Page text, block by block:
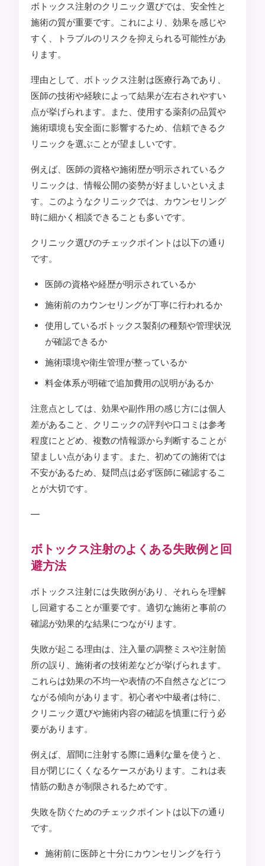
ボトックス注射のクリニック選びでは、安全性と
施術の質が重要です。これにより、効果を感じや
すく、トラブルのリスクを抑えられる可能性があ
ります。
理由として、ボトックス注射は医療行為であり、
医師の技術や経験によって結果が左右されやすい
点が挙げられます。また、使用する薬剤の品質や
施術環境も安全面に影響するため、信頼できるク
リニックを選ぶことが望ましいです。
例えば、医師の資格や施術歴が明示されているク
リニックは、情報公開の姿勢が好ましいといえま
す。このようなクリニックでは、カウンセリング
時に細かく相談できることも多いです。
クリニック選びのチェックポイントは以下の通り
です。
医師の資格や経歴が明示されているか
施術前のカウンセリングが丁寧に行われるか
使用しているボトックス製剤の種類や管理状況
が確認できるか
施術環境や衛生管理が整っているか
料金体系が明確で追加費用の説明があるか
注意点としては、効果や副作用の感じ方には個人
差があること、クリニックの評判や口コミは参考
程度にとどめ、複数の情報源から判断することが
望ましい点があります。また、初めての施術では
不安があるため、疑問点は必ず医師に確認するこ
とが大切です。
—
ボトックス注射のよくある失敗例と回
避方法
ボトックス注射には失敗例があり、それらを理解
し回避することが重要です。適切な施術と事前の
確認が効果的な結果につながります。
失敗が起こる理由は、注入量の調整ミスや注射箇
所の誤り、施術者の技術差などが挙げられます。
これらは効果の不均一や表情の不自然さなどにつ
ながる傾向があります。初心者や中級者は特に、
クリニック選びや施術内容の確認を慎重に行う必
要があります。
例えば、眉間に注射する際に過剰な量を使うと、
目が閉じにくくなるケースがあります。これは表
情筋の動きが制限されるためです。
失敗を防ぐためのチェックポイントは以下の通り
です。
施術前に医師と十分にカウンセリングを行う